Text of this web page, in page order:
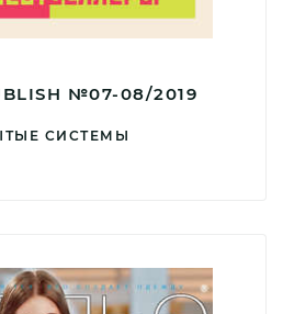
№07-08/2019
СИСТЕМЫ